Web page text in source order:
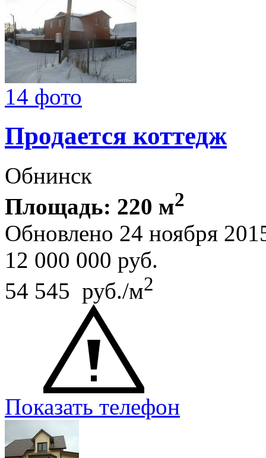
14 фото
Продается коттедж
Обнинск
Площадь: 220 м2
Обновлено 24 ноября
12 000 000 руб.
54 545 руб./м2
Показать телефон